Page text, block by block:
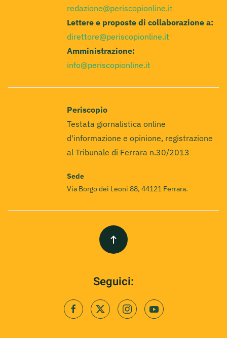
redazione@periscopionline.it
Lettere e proposte di collaborazione a:
direttore@periscopionline.it
Amministrazione:
info@periscopionline.it
Periscopio
Testata giornalistica online
d'informazione e opinione, registrazione
al Tribunale di Ferrara n.30/2013
Sede
Via Borgo dei Leoni 88, 44121 Ferrara.
Seguici: